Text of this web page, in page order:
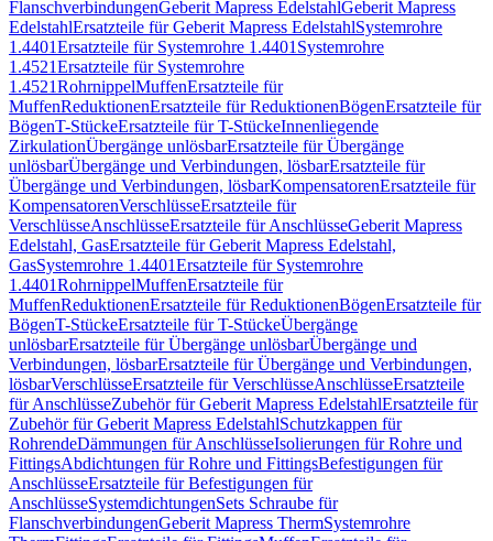
FlanschverbindungenGeberit Mapress EdelstahlGeberit Mapress
EdelstahlErsatzteile für Geberit Mapress EdelstahlSystemrohre
1.4401Ersatzteile für Systemrohre 1.4401 Systemrohre
1.4521Ersatzteile für Systemrohre
1.4521RohrnippelMuffenErsatzteile für
MuffenReduktionenErsatzteile für ReduktionenBögenErsatzteile für
BögenT-StückeErsatzteile für T-StückeInnenliegende
ZirkulationÜbergänge unlösbarErsatzteile für Übergänge
unlösbarÜbergänge und Verbindungen, lösbarErsatzteile für
Übergänge und Verbindungen, lösbarKompensatorenErsatzteile für
KompensatorenVerschlüsseErsatzteile für
VerschlüsseAnschlüsseErsatzteile für AnschlüsseGeberit Mapress
Edelstahl, GasErsatzteile für Geberit Mapress Edelstahl,
GasSystemrohre 1.4401Ersatzteile für Systemrohre
1.4401RohrnippelMuffenErsatzteile für
MuffenReduktionenErsatzteile für ReduktionenBögenErsatzteile für
BögenT-StückeErsatzteile für T-StückeÜbergänge
unlösbarErsatzteile für Übergänge unlösbarÜbergänge und
Verbindungen, lösbarErsatzteile für Übergänge und Verbindungen,
lösbarVerschlüsseErsatzteile für VerschlüsseAnschlüsseErsatzteile
für AnschlüsseZubehör für Geberit Mapress EdelstahlErsatzteile für
Zubehör für Geberit Mapress EdelstahlSchutzkappen für
RohrendeDämmungen für AnschlüsseIsolierungen für Rohre und
FittingsAbdichtungen für Rohre und FittingsBefestigungen für
AnschlüsseErsatzteile für Befestigungen für
AnschlüsseSystemdichtungenSets Schraube für
FlanschverbindungenGeberit Mapress ThermSystemrohre